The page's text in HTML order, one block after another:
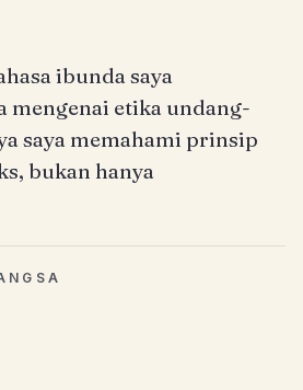
ibunda saya
mengenai etika undang-
saya memahami prinsip
bukan hanya